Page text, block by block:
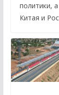
политики,
Китая и